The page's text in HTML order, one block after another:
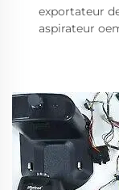
exportateur
aspirateur